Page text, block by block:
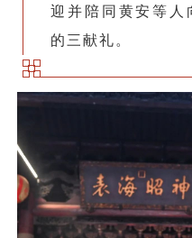
迎并陪同黄安等人
的三献礼。